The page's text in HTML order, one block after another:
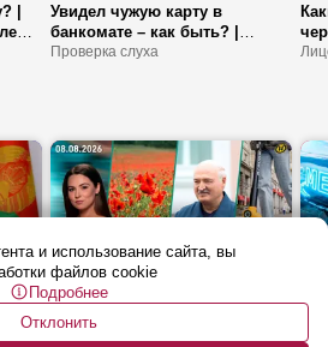
|
Увидел чужую карту в
банкомате – как быть? |
Аферисты прикидываются
Проверка слуха
мин
по
и
16+
Почему в Гродно запретили
шеринг электросамокатов? | В
и использование сайта, вы
файлов cookie
Подробнее
Отклонить